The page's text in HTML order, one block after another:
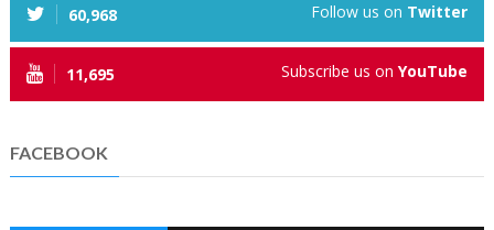
60,968 Follow us on Twitter
11,695 Subscribe us onYouTube
FACEBOOK